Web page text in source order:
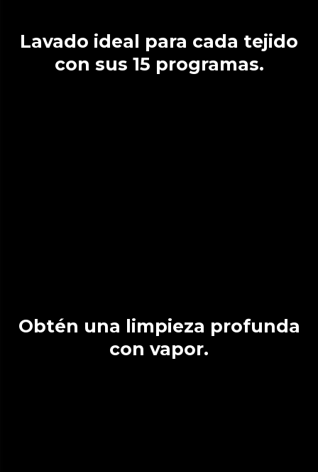
Lavado ideal para cada tejido
con sus 15 programas.
Obtén una limpieza profunda
con vapor.